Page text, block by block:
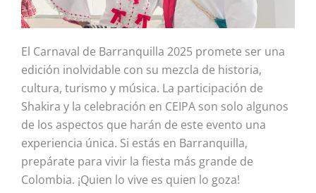
El Carnaval de Barranquilla 2025 promete ser una
edición inolvidable con su mezcla de historia,
cultura, turismo y música. La participación de
Shakira y la celebración en CEIPA son solo algunos
de los aspectos que harán de este evento una
experiencia única. Si estás en Barranquilla,
prepárate para vivir la fiesta más grande de
Colombia. ¡Quien lo vive es quien lo goza!